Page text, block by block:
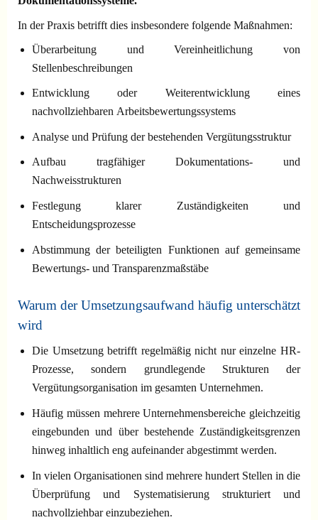
In der Praxis betrifft dies insbesondere folgende Maßnahmen:
Überarbeitung und Vereinheitlichung von
Stellenbeschreibungen
Entwicklung oder Weiterentwicklung eines
nachvollziehbaren Arbeitsbewertungssystems
Analyse und Prüfung der bestehenden Vergütungsstruktur
Aufbau tragfähiger Dokumentations- und
Nachweisstrukturen
Festlegung klarer Zuständigkeiten und
Entscheidungsprozesse
Abstimmung der beteiligten Funktionen auf gemeinsame
Bewertungs- und Transparenzmaßstäbe
Warum der Umsetzungsaufwand häufig unterschätzt
wird
Die Umsetzung betrifft regelmäßig nicht nur einzelne HR-
Prozesse, sondern grundlegende Strukturen der
Vergütungsorganisation im gesamten Unternehmen.
Häufig müssen mehrere Unternehmensbereiche gleichzeitig
eingebunden und über bestehende Zuständigkeitsgrenzen
hinweg inhaltlich eng aufeinander abgestimmt werden.
In vielen Organisationen sind mehrere hundert Stellen in die
Überprüfung und Systematisierung strukturiert und
nachvollziehbar einzubeziehen.